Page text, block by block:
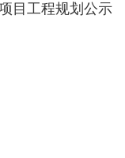
目工程规划公示